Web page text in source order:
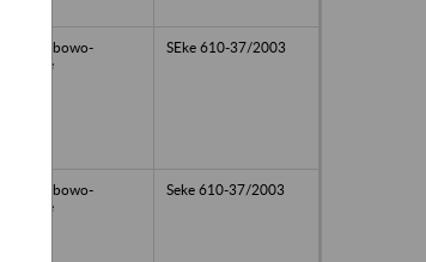
akta osobowo-
płacowe
SEke 610-37/2003
akta osobowo-
płacowe
Seke 610-37/2003